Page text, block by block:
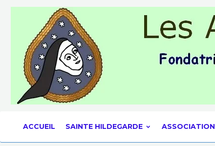
ACCUEIL SAINTE HILDEGARDE ASSOCIATION